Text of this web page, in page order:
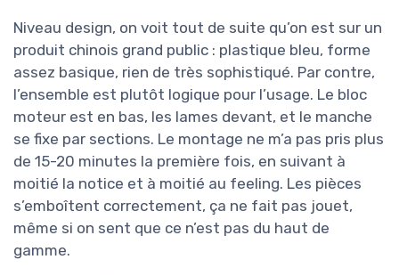
Niveau design, on voit tout de suite qu’on est sur un
produit chinois grand public : plastique bleu, forme
assez basique, rien de très sophistiqué. Par contre,
l’ensemble est plutôt logique pour l’usage. Le bloc
moteur est en bas, les lames devant, et le manche
se fixe par sections. Le montage ne m’a pas pris plus
de 15-20 minutes la première fois, en suivant à
moitié la notice et à moitié au feeling. Les pièces
s’emboîtent correctement, ça ne fait pas jouet,
même si on sent que ce n’est pas du haut de
gamme.